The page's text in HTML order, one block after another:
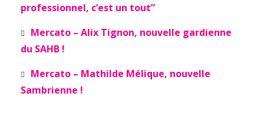
professionnel, c’est un tout”
Mercato – Alix Tignon, nouvelle gardienne
du SAHB !
Mercato – Mathilde Mélique, nouvelle
Sambrienne !